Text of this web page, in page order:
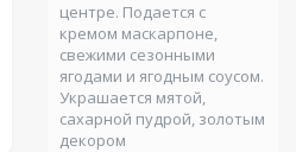
центре. Подается с
кремом маскарпоне,
свежими сезонными
ягодами и ягодным соусом.
Украшается мятой,
сахарной пудрой, золотым
декором